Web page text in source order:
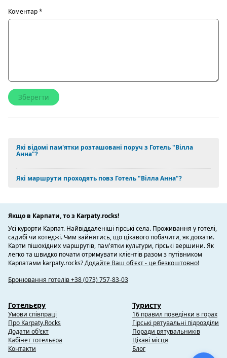
Коментар*
Які відомі пам'ятки розташовані поруч з Готель "Вілла
Анна"?
Які маршрути проходять повз Готель "Вілла Анна"?
Якщо в Карпати, то з Karpaty.rocks!
Усі курорти Карпат. Найвіддаленіші гірські села. Проживання у готелі,
садибі чи котеджі. Чим зайнятись, що цікавого побачити, як доїхати.
Карти пішохідних маршрутів, пам'ятки культури, гірські вершини. Як
легко та швидко почати отримувати клієнтів разом з путівником
Карпатами karpaty.rocks?Додайте Ваш об'єкт - це безкоштовно!
Бронювання готелів +38 (073) 757-83-03
Готельєру
Умови співпраці
Про Karpaty.Rocks
Додати об'єкт
Кабінет готельєра
Контакти
Туристу
16 правил поведінки в горах
Гірські рятувальні підрозділи
Поради рятувальників
Цікаві місця
Блог